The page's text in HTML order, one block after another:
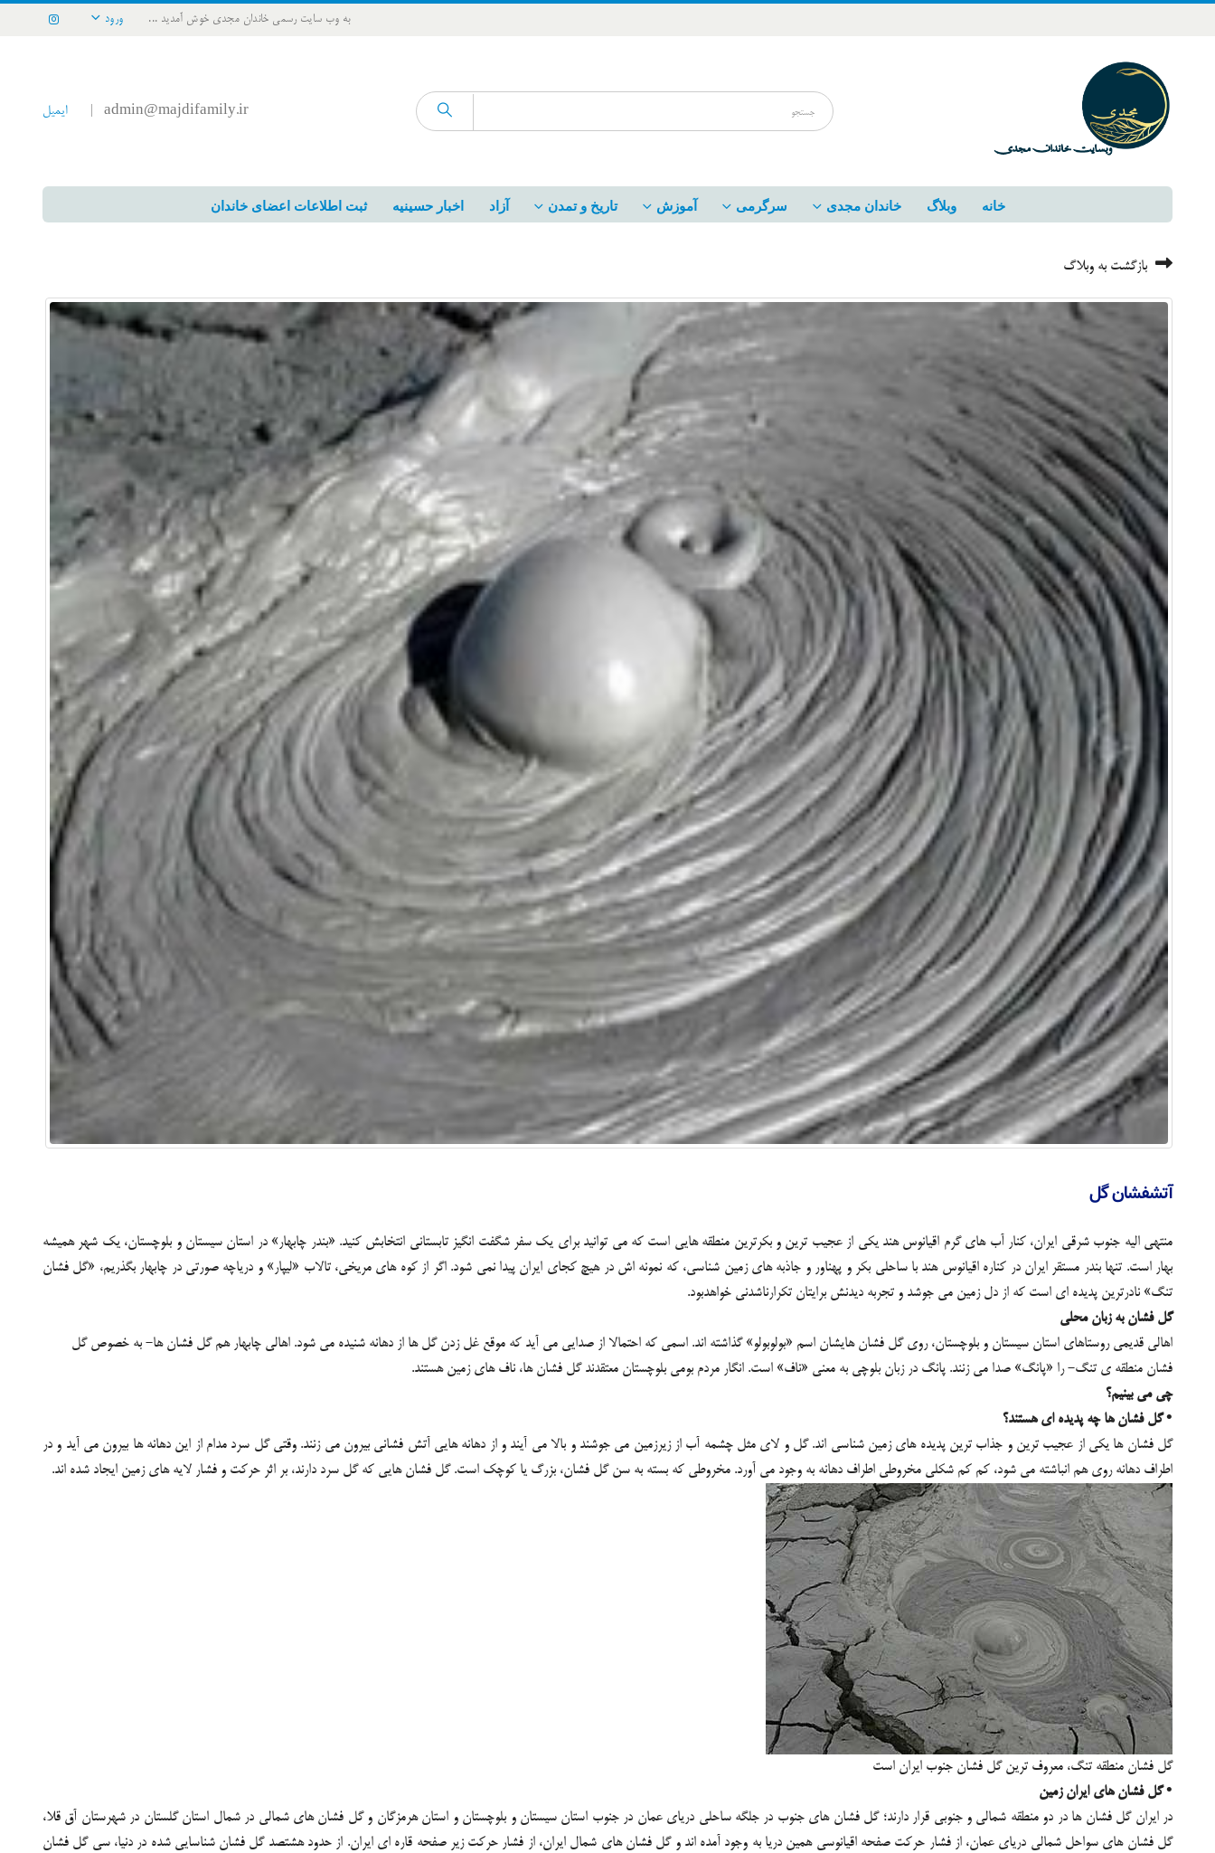
به وب سایت رسمی خاندان مجدی خوش آمدید ... ورود
admin@majdifamily.ir ایمیل
خانه وبلاگ خاندان مجدی سرگرمی آموزش تاریخ و تمدن آزاد اخبار حسینیه ثبت اطلاعات اعضای خاندان
بازگشت به وبلاگ
آتشفشان گل
منتهی الیه جنوب شرقی ایران، کنار آب های گرم اقیانوس هند یکی از عجیب ترین و بکرترین منطقه هایی است که می توانید برای یک سفر شگفت انگیز تابستانی انتخابش کنید. «بندر چابهار» در استان سیستان و بلوچستان، یک شهر همیشه
بهار است. تنها بندر مستقر ایران در کناره اقیانوس هند با ساحلی بکر و پهناور و جاذبه های زمین شناسی، که نمونه اش در هیچ کجای ایران پیدا نمی شود. اگر از کوه های مریخی، تالاب «لیپار» و دریاچه صورتی در چابهار بگذریم، «گل فشان
تنگ» نادرترین پدیده ای است که از دل زمین می جوشد و تجربه دیدنش برایتان تکرارناشدنی خواهدبود.
گل فشان به زبان محلی
اهالی قدیمی روستاهای استان سیستان و بلوچستان، روی گل فشان هایشان اسم «بولوبولو» گذاشته اند. اسمی که احتمالا از صدایی می آید که موقع غل زدن گل ها از دهانه شنیده می شود. اهالی چابهار هم گل فشان ها- به خصوص گل
فشان منطقه ی تنگ- را «پانگ» صدا می زنند. پانگ در زبان بلوچی به معنی «ناف» است. انگار مردم بومی بلوچستان معتقدند گل فشان ها، ناف های زمین هستند.
چی می بینیم؟
• گل فشان ها چه پدیده ای هستند؟
گل فشان ها یکی از عجیب ترین و جذاب ترین پدیده های زمین شناسی اند. گل و لای مثل چشمه آب از زیرزمین می جوشند و بالا می آیند و از دهانه هایی آتش فشانی بیرون می زنند. وقتی گل سرد مدام از این دهانه ها بیرون می آید و در
اطراف دهانه روی هم انباشته می شود، کم کم شکلی مخروطی اطراف دهانه به وجود می آورد. مخروطی که بسته به سن گل فشان، بزرگ یا کوچک است. گل فشان هایی که گل سرد دارند، بر اثر حرکت و فشار لایه های زمین ایجاد شده اند.
گل فشان منطقه تنگ، معروف ترین گل فشان جنوب ایران است
• گل فشان های ایران زمین
در ایران گل فشان ها در دو منطقه شمالی و جنوبی قرار دارند؛ گل فشان های جنوب در جلگه ساحلی دریای عمان در جنوب استان سیستان و بلوچستان و استان هرمزگان و گل فشان های شمالی در شمال استان گلستان در شهرستان آق قلا،
گل فشان های سواحل شمالی دریای عمان، از فشار حرکت صفحه اقیانوسی همین دریا به وجود آمده اند و گل فشان های شمال ایران، از فشار حرکت زیر صفحه قاره ای ایران. از حدود هشتصد گل فشان شناسایی شده در دنیا، سی گل فشان